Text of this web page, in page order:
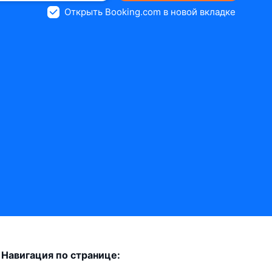
Открыть Booking.com в новой вкладке
Навигация по странице: